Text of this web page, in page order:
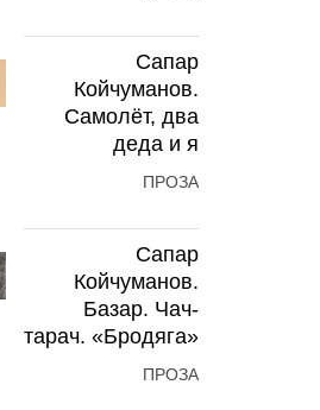
Сапар
Койчуманов.
Самолёт, два
деда и я
ПРОЗА
Сапар
Койчуманов.
Базар. Чач-
тарач. «Бродяга»
ПРОЗА